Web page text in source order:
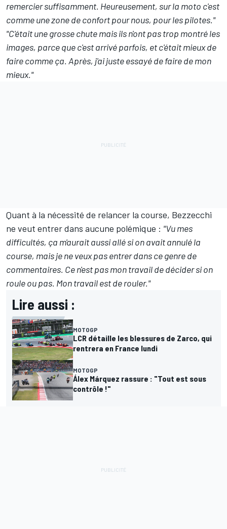
remercier suffisamment. Heureusement, sur la moto c'est
comme une zone de confort pour nous, pour les pilotes."
"C'était une grosse chute mais ils n'ont pas trop montré les
images, parce que c'est arrivé parfois, et c'était mieux de
faire comme ça. Après, j'ai juste essayé de faire de mon
mieux."
Quant à la nécessité de relancer la course, Bezzecchi
ne veut entrer dans aucune polémique : "Vu mes
difficultés, ça m'aurait aussi allé si on avait annulé la
course, mais je ne veux pas entrer dans ce genre de
commentaires. Ce n'est pas mon travail de décider si on
roule ou pas. Mon travail est de rouler."
Lire aussi :
MOTOGP
LCR détaille les blessures de Zarco, qui
rentrera en France lundi
MOTOGP
Álex Márquez rassure : "Tout est sous
contrôle !"